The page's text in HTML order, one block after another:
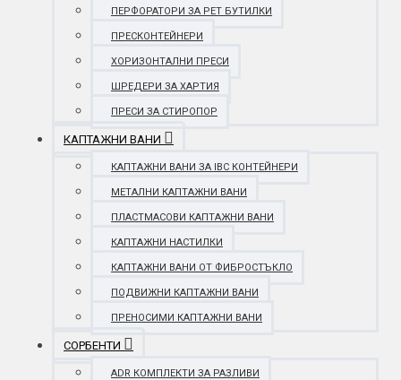
ПЕРФОРАТОРИ ЗА PET БУТИЛКИ
ПРЕСКОНТЕЙНЕРИ
ХОРИЗОНТАЛНИ ПРЕСИ
ШРЕДЕРИ ЗА ХАРТИЯ
ПРЕСИ ЗА СТИРОПОР
КАПТАЖНИ ВАНИ
КАПТАЖНИ ВАНИ ЗА IBC КОНТЕЙНЕРИ
МЕТАЛНИ КАПТАЖНИ ВАНИ
ПЛАСТМАСОВИ КАПТАЖНИ ВАНИ
КАПТАЖНИ НАСТИЛКИ
КАПТАЖНИ ВАНИ ОТ ФИБРОСТЪКЛО
ПОДВИЖНИ КАПТАЖНИ ВАНИ
ПРЕНОСИМИ КАПТАЖНИ ВАНИ
СОРБЕНТИ
ADR КОМПЛЕКТИ ЗА РАЗЛИВИ